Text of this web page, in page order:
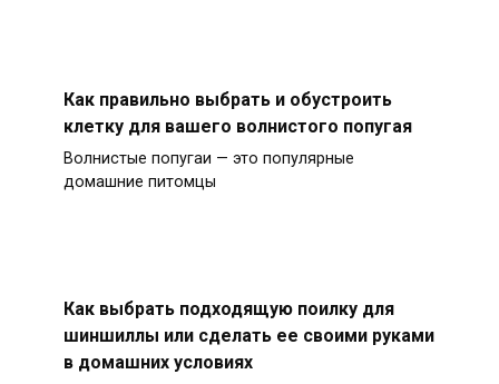
Как правильно выбрать и обустроить
клетку для вашего волнистого попугая
Волнистые попугаи — это популярные
домашние питомцы
Как выбрать подходящую поилку для
шиншиллы или сделать ее своими руками
в домашних условиях